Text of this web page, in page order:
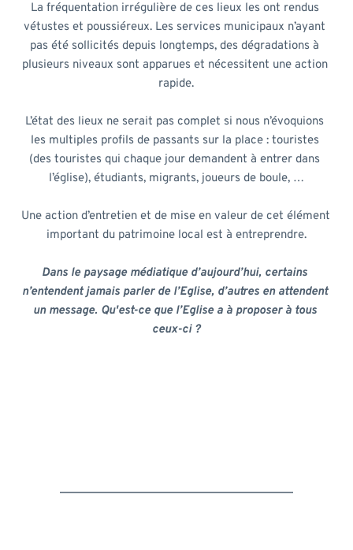
La fréquentation irrégulière de ces lieux les ont rendus
vétustes et poussiéreux. Les services municipaux n’ayant
pas été sollicités depuis longtemps, des dégradations à
plusieurs niveaux sont apparues et nécessitent une action
rapide.
L’état des lieux ne serait pas complet si nous n’évoquions
les multiples profils de passants sur la place : touristes
(des touristes qui chaque jour demandent à entrer dans
l’église), étudiants, migrants, joueurs de boule, …
Une action d’entretien et de mise en valeur de cet élément
important du patrimoine local est à entreprendre.
Dans le paysage médiatique d’aujourd’hui, certains
n’entendent jamais parler de l’Eglise, d’autres en attendent
un message. Qu'est-ce que l’Eglise a à proposer à tous
ceux-ci ?